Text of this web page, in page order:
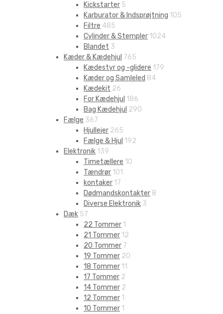
Kickstarter 5
Karburator & Indsprøjtning 105
Filtre 485
Cylinder & Stempler 1024
Blandet 3
Kæder & Kædehjul 765
Kædestyr og -glidere 179
Kæder og Samleled 84
Kædekit 26
For Kædehjul 186
Bag Kædehjul 290
Fælge 367
Hjullejer 265
Fælge & Hjul 192
Elektronik 139
Timetællere 10
Tændrør 101
kontaker 17
Dødmandskontakter 8
Diverse Elektronik 3
Dæk 57
22 Tommer 1
21 Tommer 12
20 Tommer 7
19 Tommer 20
18 Tommer 11
17 Tommer 2
14 Tommer 2
12 Tommer 1
10 Tommer 1